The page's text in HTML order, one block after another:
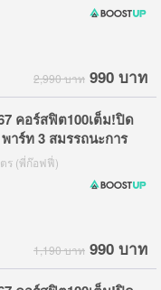
2,990 บาท 990 บาท
คอร์สฟิต100เต็ม!ปิด
าร์ท 3 สมรรถนะการ
ร (พี่ก๊อฟฟี่)
1,190 บาท 990 บาท